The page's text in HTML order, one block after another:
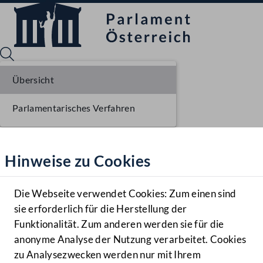
Hilfe
Benutzer
Navigationsmenü öffnen
MENÜ
Hinweise zu Cookies
Die Webseite verwendet Cookies: Zum einen sind
sie erforderlich für die Herstellung der
Funktionalität. Zum anderen werden sie für die
anonyme Analyse der Nutzung verarbeitet. Cookies
zu Analysezwecken werden nur mit Ihrem
Übersicht
Parlamentarisches Verfahren